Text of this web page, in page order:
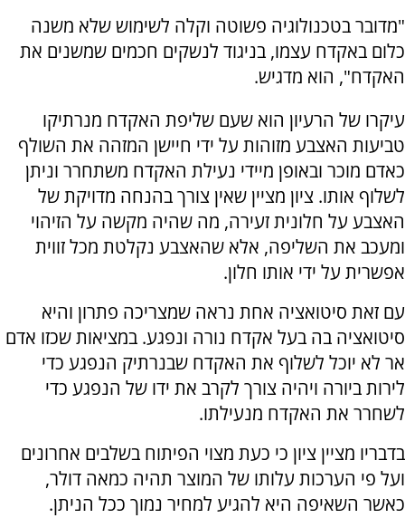
"מדובר בטכנולוגיה פשוטה וקלה לשימוש שלא משנה
כלום באקדח עצמו, בניגוד לנשקים חכמים שמשנים את
האקדח", הוא מדגיש.
עיקרו של הרעיון הוא שעם שליפת האקדח מנרתיקו
טביעות האצבע מזוהות על ידי חיישן המזהה את השולף
כאדם מוכר ובאופן מיידי נעילת האקדח משתחרר וניתן
לשלוף אותו. ציון מציין שאין צורך בהנחה מדויקת של
האצבע על חלונית זעירה, מה שהיה מקשה על הזיהוי
ומעכב את השליפה, אלא שהאצבע נקלטת מכל זווית
אפשרית על ידי אותו חלון.
עם זאת סיטואציה אחת נראה שמצריכה פתרון והיא
סיטואציה בה בעל אקדח נורה ונפגע. במציאות שכזו אדם
אר לא יוכל לשלוף את האקדח שבנרתיק הנפגע כדי
לירות ביורה ויהיה צורך לקרב את ידו של הנפגע כדי
לשחרר את האקדח מנעילתו.
בדבריו מציין ציון כי כעת מצוי הפיתוח בשלבים אחרונים
ועל פי הערכות עלותו של המוצר תהיה כמאה דולר,
כאשר השאיפה היא להגיע למחיר נמוך ככל הניתן.